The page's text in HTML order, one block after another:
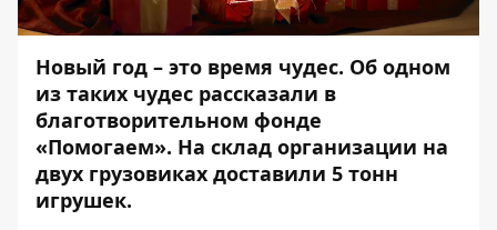
Новый год – это время чудес. Об одном
из таких чудес рассказали в
благотворительном фонде
«Помогаем». На склад организации на
двух грузовиках доставили 5 тонн
игрушек.